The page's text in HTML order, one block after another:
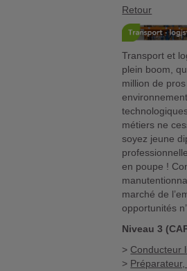
Retour
Transport et
plein boom,
million de
métiers ne
soyez jeune
en poupe !
marché de
opportunités
Niveau 3
> Conducteur
>